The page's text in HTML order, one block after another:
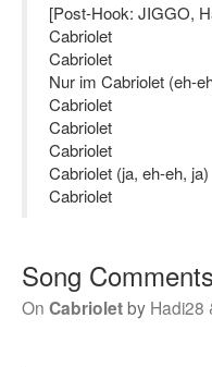
[Post-Hook: JIGGO,
Cabriolet
Cabriolet
Nur im Cabriolet (eh-
Cabriolet
Cabriolet
Cabriolet
Cabriolet (ja, eh-eh, ja)
Cabriolet
Song Comments
On Cabrioletby Hadi28